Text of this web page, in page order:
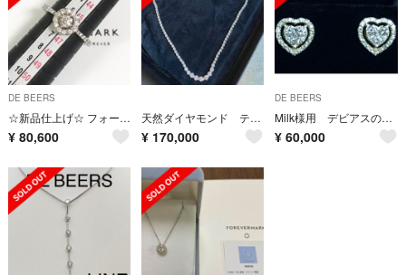
DE BEERS
☆新品仕上げ☆ フォーエバーマーク カシケイ リング forever mark
¥ 80,600
天然ダイヤモンド テニス ネックレス 5.0ct ブレス 10. カルティエ
¥ 170,000
DE BEERS
Milk様用 デビアスのダイヤ 0.6ct K18YG ハートピアス 鑑別付
¥ 60,000